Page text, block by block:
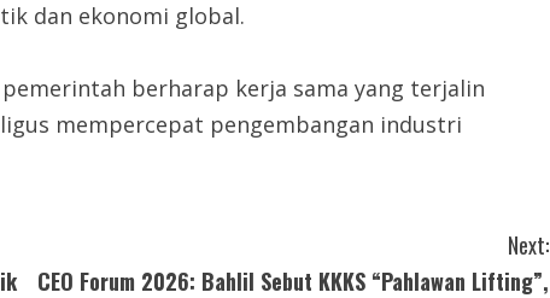
dan ekonomi global.
berharap kerja sama yang terjalin
mempercepat pengembangan industri
Next:
CEO Forum 2026: Bahlil Sebut KKKS “Pahlawan Lifting”,